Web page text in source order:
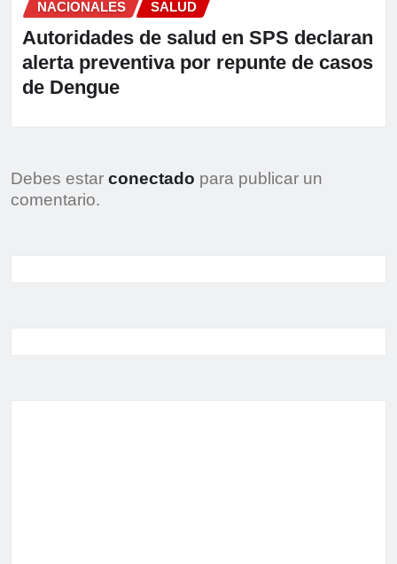
NACIONALES SALUD
Autoridades de salud en SPS declaran
alerta preventiva por repunte de casos
de Dengue
Debes estar conectado para publicar un
comentario.